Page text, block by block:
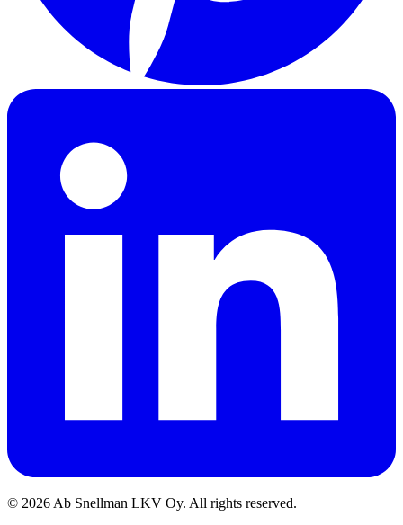
© 2026 Ab Snellman LKV Oy. All rights reserved.